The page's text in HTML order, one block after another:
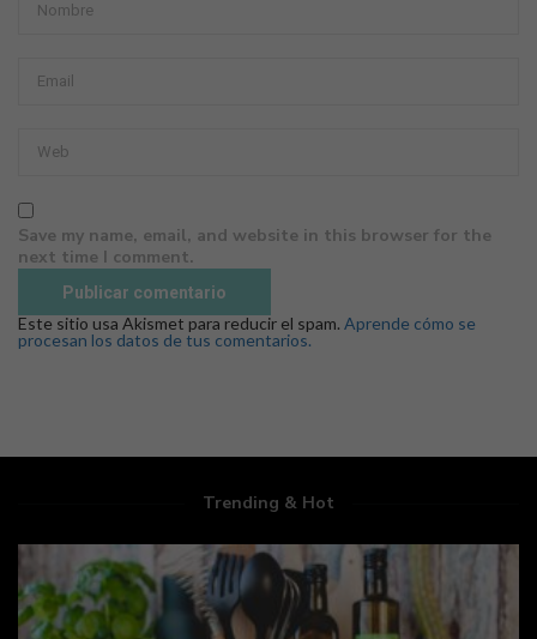
Save my name, email, and website in this browser for the
next time I comment.
Este sitio usa Akismet para reducir el spam. Aprende cómo se
procesan los datos de tus comentarios.
Trending & Hot